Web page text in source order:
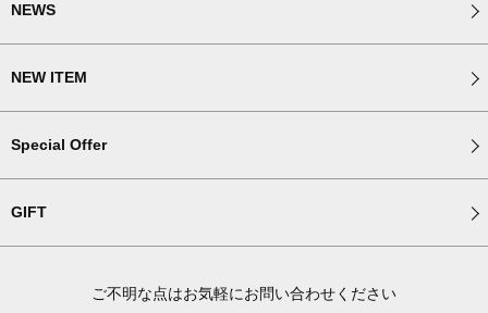
NEWS
NEW ITEM
Special Offer
GIFT
ご不明な点はお気軽にお問い合わせください